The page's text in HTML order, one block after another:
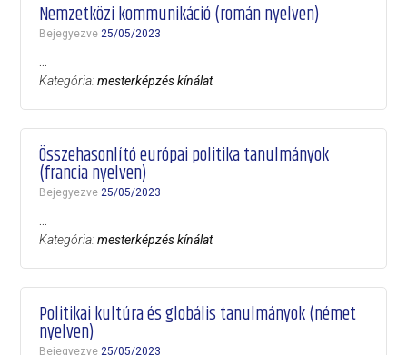
Nemzetközi kommunikáció (román nyelven)
Bejegyezve25/05/2023
Kategória:mesterképzés kínálat
Összehasonlító európai politika tanulmányok
(francia nyelven)
Bejegyezve25/05/2023
Kategória:mesterképzés kínálat
Politikai kultúra és globális tanulmányok (német
nyelven)
Bejegyezve25/05/2023